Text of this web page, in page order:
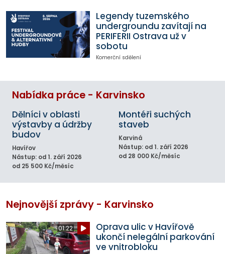
Legendy tuzemského
undergroundu zavítají na
PERIFERII Ostrava už v
sobotu
Komerční sdělení
Nabídka práce - Karvinsko
Dělníci v oblasti
výstavby a údržby
budov
Havířov
Nástup: od 1. září 2026
od 25 500 Kč/měsíc
Montéři suchých
staveb
Karviná
Nástup: od 1. září 2026
od 28 000 Kč/měsíc
Nejnovější zprávy - Karvinsko
01:22
Oprava ulic v Havířově
ukončí nelegální parkování
ve vnitrobloku